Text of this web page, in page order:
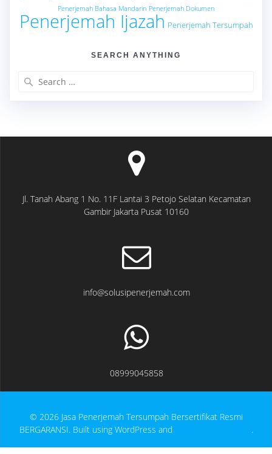
Penerjemah Bahasa Mandarin Penerjemah Dokumen
Penerjemah Ijazah Penerjemah Tersumpah
SEARCH ANYTHING
Jl. Tanah Abang 1 No. 11F Lantai 3 Petojo Selatan Kecamatan
Gambir Jakarta Pusat 10160
info@solusipenerjemah.com
08999045858
© 2026 Jasa Penerjemah Tersumpah Bersertifikat Resmi
BERGARANSI. Built using WordPress and
.